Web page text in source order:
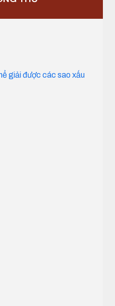
giải được các sao xấu